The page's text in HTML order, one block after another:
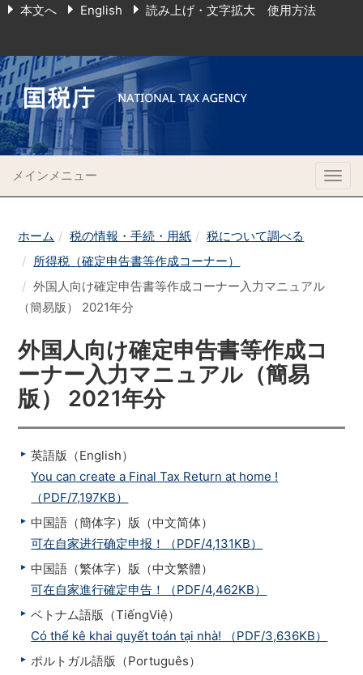
本文へ English 読み上げ・文字拡大 使用方法
メインメニュー
ホーム 税の情報・手続・用紙
税について調べる
所得税（確定申告書等作成コーナー）
外国人向け確定申告書等作成コーナー入力マニュアル
（簡易版） 2021年分
外国人向け確定申告書等作成コ
ーナー入力マニュアル（簡易
版） 2021年分
英語版（English）
You can create a Final Tax Return at home !
（PDF/7,197KB）
中国語（簡体字）版（中文简体）
可在自家进行确定申报！（PDF/4,131KB）
中国語（繁体字）版（中文繁體）
可在自家進行確定申告！（PDF/4,462KB）
ベトナム語版（TiếngViệ）
Có thể kê khai quyết toán tại nhà! （PDF/3,636KB）
ポルトガル語版（Português）